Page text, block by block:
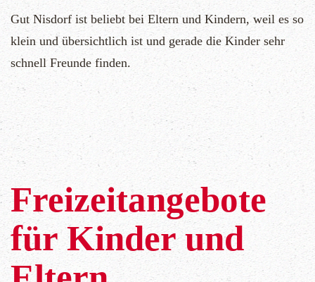
Gut Nisdorf ist beliebt bei Eltern und Kindern, weil es so
klein und übersichtlich ist und gerade die Kinder sehr
schnell Freunde finden.
Freizeitangebote
für Kinder und